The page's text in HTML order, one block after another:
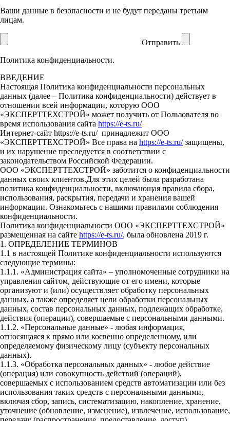
Ваши данные в безопасности и не будут переданы третьим
лицам.
Отправить
Политика конфиденциальности.
ВВЕДЕНИЕ
Настоящая Политика конфиденциальности персональных
данных (далее – Политика конфиденциальности) действует в
отношении всей информации, которую ООО
«ЭКСПЕРТТЕХСТРОЙ» может получить от Пользователя во
время использования сайта https://e-ts.ru/
Интернет-сайт https://e-ts.ru/ принадлежит ООО
«ЭКСПЕРТТЕХСТРОЙ» Все права на https://e-ts.ru/защищены,
и их нарушение преследуется в соответствии с
законодательством Российской Федерации.
ООО «ЭКСПЕРТТЕХСТРОЙ» заботится о конфиденциальности
данных своих клиентов.Для этих целей была разработана
политика конфиденциальности, включающая правила сбора,
использования, раскрытия, передачи и хранения вашей
информации. Ознакомьтесь с нашими правилами соблюдения
конфиденциальности.
Политика конфиденциальности ООО «ЭКСПЕРТТЕХСТРОЙ»
размещенная на сайте https://e-ts.ru/, была обновлена 2019 г.
1. ОПРЕДЕЛЕНИЕ ТЕРМИНОВ
1.1 в настоящей Политике конфиденциальности используются
следующие термины:
1.1.1. «Администрация сайта» – уполномоченные сотрудники на
управления сайтом, действующие от его имени, которые
организуют и (или) осуществляет обработку персональных
данных, а также определяет цели обработки персональных
данных, состав персональных данных, подлежащих обработке,
действия (операции), совершаемые с персональными данными.
1.1.2. «Персональные данные» - любая информация,
относящаяся к прямо или косвенно определенному, или
определяемому физическому лицу (субъекту персональных
данных).
1.1.3. «Обработка персональных данных» - любое действие
(операция) или совокупность действий (операций),
совершаемых с использованием средств автоматизации или без
использования таких средств с персональными данными,
включая сбор, запись, систематизацию, накопление, хранение,
уточнение (обновление, изменение), извлечение, использование,